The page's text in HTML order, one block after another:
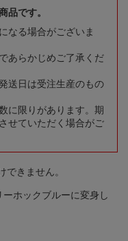
品です。
なる場合がございま
あらかじめご了承くだ
送日は受注生産のもの
に限りがあります。期
せていただく場合がご
きません。
ホックブルーに変身し